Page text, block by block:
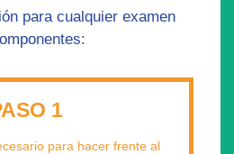
para cualquier examen
1
para hacer frente al